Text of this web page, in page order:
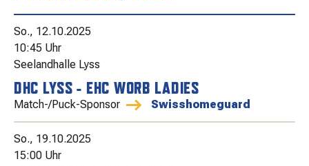
SPIELPLAN
MATCHBESUCH
AKTUELLES
So., 12.10.2025
10:45 Uhr
Seelandhalle Lyss
DHC LYSS - EHC WORB LADIES
Match-/Puck-Sponsor Swisshomeguard
So., 19.10.2025
15:00 Uhr